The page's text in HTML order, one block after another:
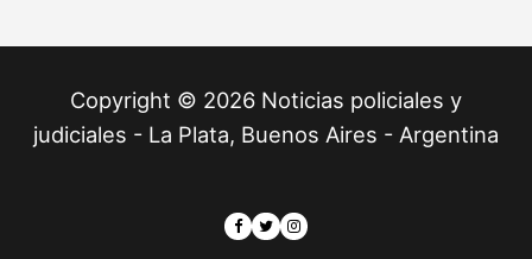
Copyright © 2026 Noticias policiales y
judiciales - La Plata, Buenos Aires - Argentina